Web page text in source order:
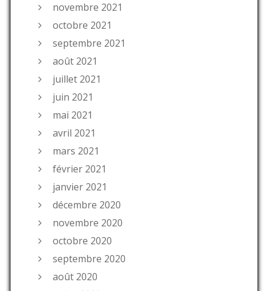
novembre 2021
octobre 2021
septembre 2021
août 2021
juillet 2021
juin 2021
mai 2021
avril 2021
mars 2021
février 2021
janvier 2021
décembre 2020
novembre 2020
octobre 2020
septembre 2020
août 2020